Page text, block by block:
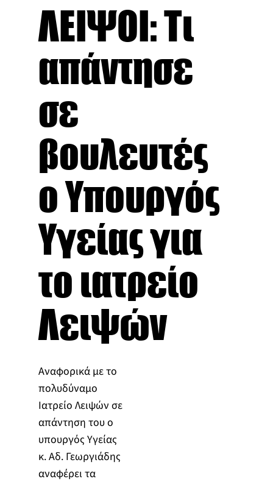
ΛΕΙΨΟΙ: Τι
απάντησε
σε
βουλευτές
ο Υπουργός
Υγείας για
το ιατρείο
Λειψών
Αναφορικά με το
πολυδύναμο
Ιατρείο Λειψών σε
απάντηση του ο
υπουργός Υγείας
κ. Αδ. Γεωργιάδης
αναφέρει τα